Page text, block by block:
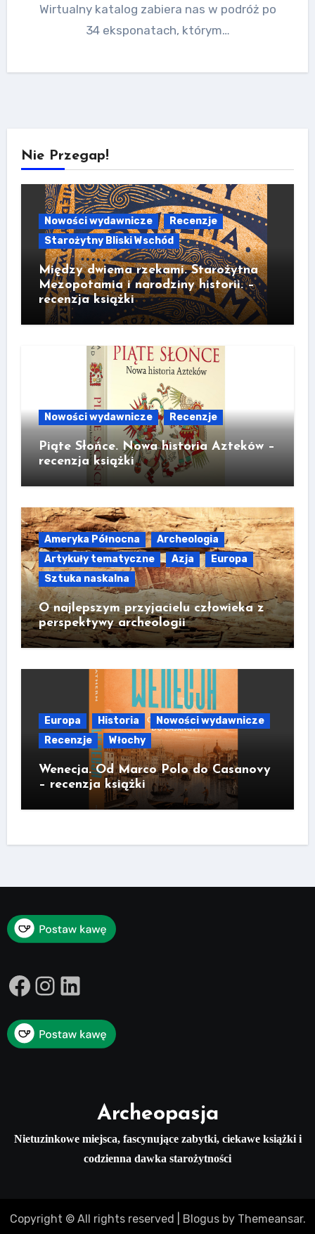
Wirtualny katalog zabiera nas w podróż po
34 eksponatach, którym…
Nie Przegap!
Nowości wydawnicze
Recenzje
Starożytny Bliski Wschód
Między dwiema rzekami. Starożytna
Mezopotamia i narodziny historii. –
recenzja książki
Nowości wydawnicze Recenzje
Piąte Słońce. Nowa historia Azteków –
recenzja książki
Ameryka Północna
Archeologia
Artykuły tematyczne
Azja
Europa
Sztuka naskalna
O najlepszym przyjacielu człowieka z
perspektywy archeologii
Europa Historia
Nowości wydawnicze
Recenzje
Włochy
Wenecja. Od Marco Polo do Casanovy
– recenzja książki
Facebook
Instagram
LinkedIn
Archeopasja
Nietuzinkowe miejsca, fascynujące zabytki, ciekawe książki i
codzienna dawka starożytności
Copyright © All rights reserved Blogusby Themeansar.